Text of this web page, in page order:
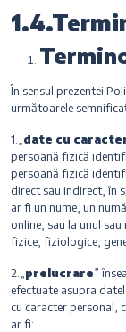
În sensul prezentei
următoarele
1.„ date cu
persoană fizică
persoană fizică
direct sau indirect, în
ar fi un nume, un
online, sau la unul
fizice, fiziologice,
2.„ prelucrare”
efectuate asupra
cu caracter personal,
ar fi: